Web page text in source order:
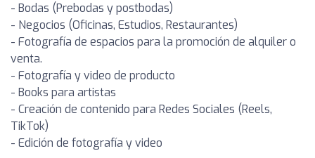
- Bodas (Prebodas y postbodas)
- Negocios (Oficinas, Estudios, Restaurantes)
- Fotografía de espacios para la promoción de alquiler o
venta.
- Fotografía y video de producto
- Books para artistas
- Creación de contenido para Redes Sociales (Reels,
TikTok)
- Edición de fotografía y video